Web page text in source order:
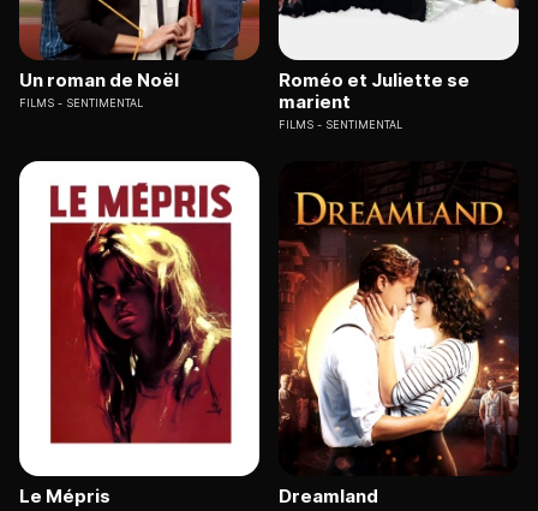
Un roman de Noël
FILMS SENTIMENTAL
Roméo et Juliette se
marient
FILMS SENTIMENTAL
Le Mépris Dreamland